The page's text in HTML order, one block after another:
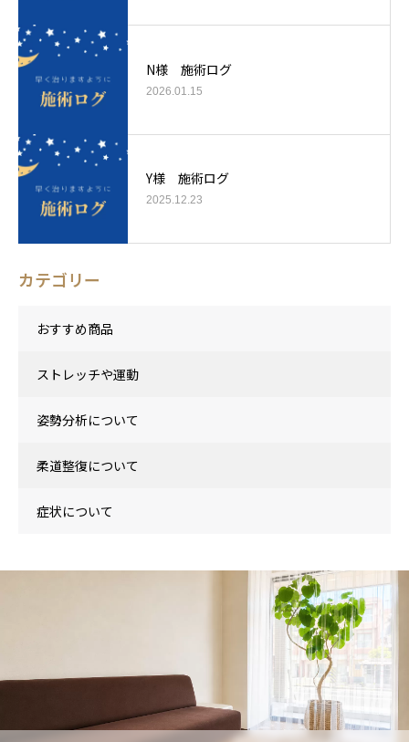
N様 施術ログ
2026.01.15
Y様 施術ログ
2025.12.23
カテゴリー
おすすめ商品
ストレッチや運動
姿勢分析について
柔道整復について
症状について